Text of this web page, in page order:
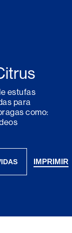
estufas
para
como:
IMPRIMIR